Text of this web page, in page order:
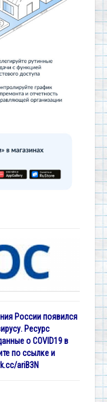
России появился
Ресурс
о COVID19 в
по ссылке и
ariB3N